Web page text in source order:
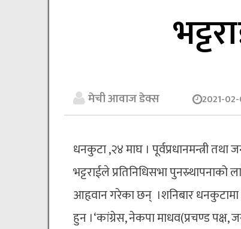
मेची आवाज डेक्स 2021-02-
धनकुटा ,२४ माघ । पूर्वप्रधानमन्त्री
भट्टराईले प्रतिनिधिसभा
आहृवान गरेका छन् ।शनिबार धनकुटामा
हुन ।‘कांग्रेस, नेकपा माधव(प्रचण्ड